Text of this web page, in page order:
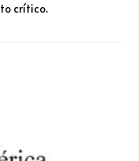
crítico.